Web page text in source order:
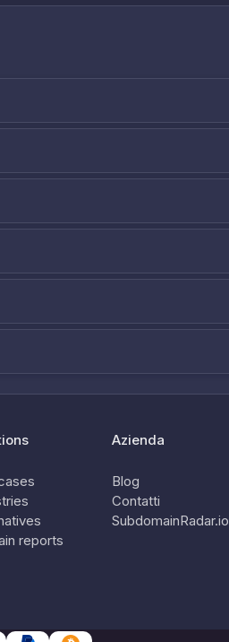
reports
Azienda
Blog
Contatti
SubdomainRadar.io